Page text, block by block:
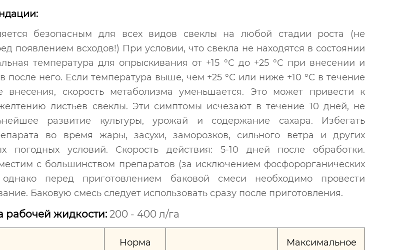
безопасным для всех видов свеклы на любой стадии роста (не
появлением всходов!) При условии, что свекла не находятся в состоянии
температура для опрыскивания от +15 °С до +25 °С при внесении и
после него. Если температура выше, чем +25 °С или ниже +10 °С в течение
внесения, скорость метаболизма уменьшается. Это может привести к
листьев свеклы. Эти симптомы исчезают в течение 10 дней, не
развитие культуры, урожай и содержание сахара. Избегать
во время жары, засухи, заморозков, сильного ветра и других
погодных условий. Скорость действия: 5-10 дней после обработки.
с большинством препаратов (за исключением фосфорорганических
однако перед приготовлением баковой смеси необходимо провести
Баковую смесь следует использовать сразу после приготовления.
рабочей жидкости: 200 - 400 л/га
Норма
Максимальное